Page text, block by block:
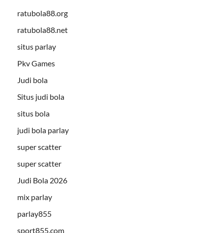
ratubola88.org
ratubola88.net
situs parlay
Pkv Games
Judi bola
Situs judi bola
situs bola
judi bola parlay
super scatter
super scatter
Judi Bola 2026
mix parlay
parlay855
sport855.com